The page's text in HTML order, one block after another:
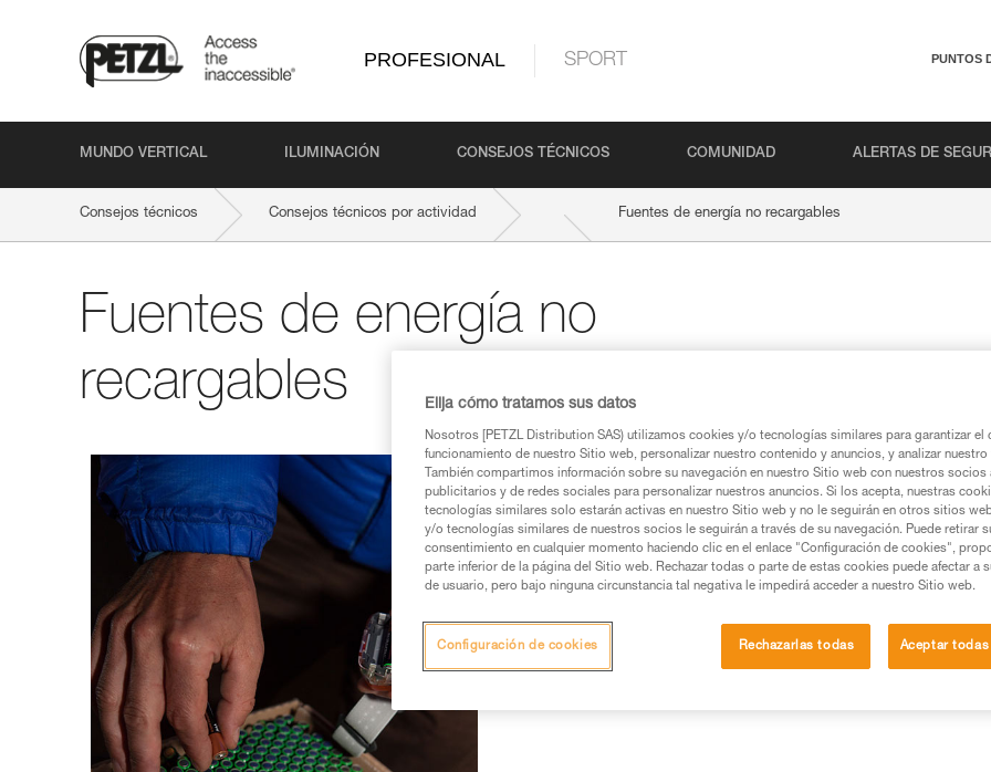
PROFESIONAL SPORT PUNTOS
MUNDO VERTICAL ILUMINACIÓN CONSEJOS TÉCNICOS COMUNIDAD ALERTAS DE
Consejos técnicos Consejos técnicos por actividad Fuentes de energía no recargables
Fuentes de energía no
recargables
Pilas alcalinas
Las pilas alcalinas, hoy en día las más comunes y fáciles de
encontrar en todas partes, tienen un rendimiento
mejor que las pilas salinas. Además, se adaptan bien a la
Ventajas: disponibilidad, tiempo de almacenamiento.
Inconvenientes: deben cargarse regularmente cuando se
Elija cómo tratamos sus datos
Nosotros [PETZL Distribution SAS) utilizamos cookies y/o tecnologías similares para garantizar el
funcionamiento de nuestro Sitio web, personalizar nuestro contenido y anuncios, y analizar
También compartimos información sobre su navegación en nuestro Sitio web con nuestros socios
publicitarios y de redes sociales para personalizar nuestros anuncios. Si los acepta, nuestras
tecnologías similares solo estarán activas en nuestro Sitio web y no le seguirán en otros sitios
y/o tecnologías similares de nuestros socios le seguirán a través de su navegación. Puede retirar
consentimiento en cualquier momento haciendo clic en el enlace "Configuración de cookies",
parte inferior de la página del Sitio web. Rechazar todas o parte de estas cookies puede afectar a
de usuario, pero bajo ninguna circunstancia tal negativa le impedirá acceder a nuestro Sitio web.
Rechazarlas todas Aceptar
Configuración de cookies